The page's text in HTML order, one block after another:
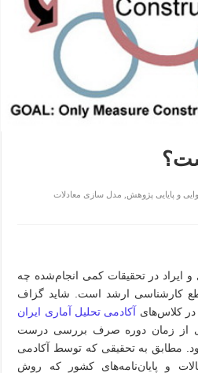
و پایایی پژوهش
مدل سازی معادلات
ایراد در تحقیقات کمی انجام‌شده چه
کارشناسی ارشد است. شاید گزاف
در کلاس‌های آکادمی تحلیل آماری ایران
از زمان دوره صرف بررسی درست
مطابق به تحقیقی که توسط آکادمی
و پایان‌نامه‌های کشور که روش